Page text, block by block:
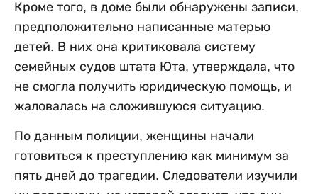
Кроме того, в доме были обнаружены записи,
предположительно написанные матерью
детей. В них она критиковала систему
семейных судов штата Юта, утверждала, что
не смогла получить юридическую помощь, и
жаловалась на сложившуюся ситуацию.
По данным полиции, женщины начали
готовиться к преступлению как минимум за
пять дней до трагедии. Следователи изучили